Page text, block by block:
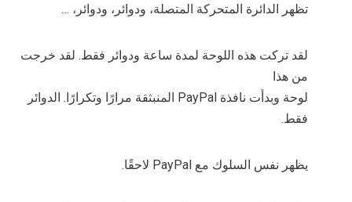
تظهر الدائرة المتحركة المتصلة، ودوائر، ودوائر، …
لقد تركت هذه اللوحة لمدة ساعة ودوائر فقط. لقد خرجت
من هذا
لوحة وبدأت نافذة PayPal المنبثقة مرارًا وتكرارًا. الدوائر
فقط.
يظهر نفس السلوك مع PayPal لاحقًا.